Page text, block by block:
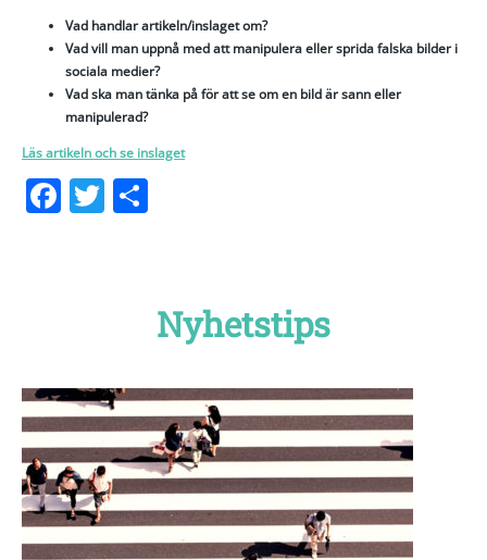
Vad handlar artikeln/inslaget om?
Vad vill man uppnå med att manipulera eller sprida falska bilder i
sociala medier?
Vad ska man tänka på för att se om en bild är sann eller
manipulerad?
Läs artikeln och se inslaget
Facebook
Twitter
Nyhetstips